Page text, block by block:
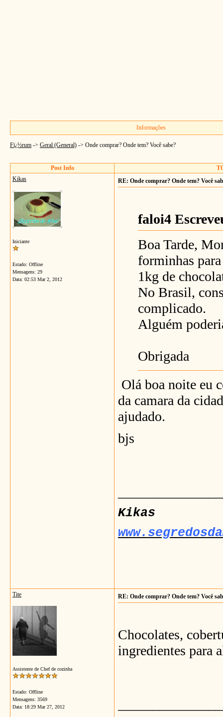
Informações
Fï¿½rum -> Geral (General) -> Onde comprar? Onde tem? Você sabe?
Post Info
Kikas
Iniciante
Estado: Offline
Mensagens: 29
Data: 02:53 Mar 2, 2012
RE: Onde comprar? Onde tem? Você
faloi4
Boa Tarde,
forminhas
1kg de
No Brasil,
complicado.
Alguém
Obrigada
Olá boa noite eu
da camara da
ajudado.
bjs
Kikas
Tite
Assistente de Chef de cozinha
Estado: Offline
Mensagens: 3569
Data: 18:29 Mar 27, 2012
RE: Onde comprar? Onde tem? Você
Chocolates,
ingredientes para